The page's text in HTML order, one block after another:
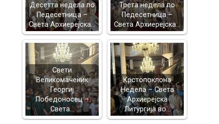
Десетта недела по
Педесетница –
Света Архиерејска…
Трета недела по
Педесетница –
Света Архиерејска…
Свети
Великомаченик
Георгиј
Победоносец –
Света…
Крстопоклона
Недела – Света
Архиерејска
Литургија во…